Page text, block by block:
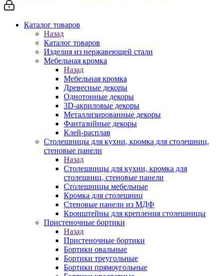
Каталог товаров
Назад
Каталог товаров
Изделия из нержавеющей стали
Мебельная кромка
Назад
Мебельная кромка
Древесные декоры
Однотонные декоры
3D-акриловые декоры
Металлизированные декоры
Фантазийные декоры
Клей-расплав
Столешницы для кухни, кромка для столешниц,
стеновые панели
Назад
Столешницы для кухни, кромка для
столешниц, стеновые панели
Столешницы мебельные
Кромка для столешниц
Стеновые панели из МДФ
Кронштейны для крепления столешницы
Пристеночные бортики
Назад
Пристеночные бортики
Бортики овальные
Бортики треугольные
Бортики прямоугольные